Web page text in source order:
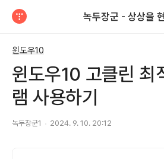
녹두장군 - 상상을
윈도우10
윈도우10 고클린 최
램 사용하기
녹두장군1 2024. 9. 10. 20:12